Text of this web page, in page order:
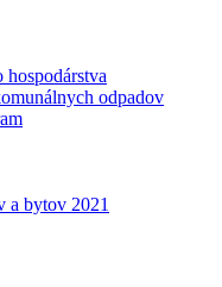
hospodárstva
odpadov
a bytov 2021